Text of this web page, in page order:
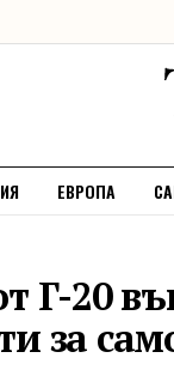
ЕВРОПА
Г-20
за